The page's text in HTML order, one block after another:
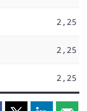
2,25
2,25
2,25